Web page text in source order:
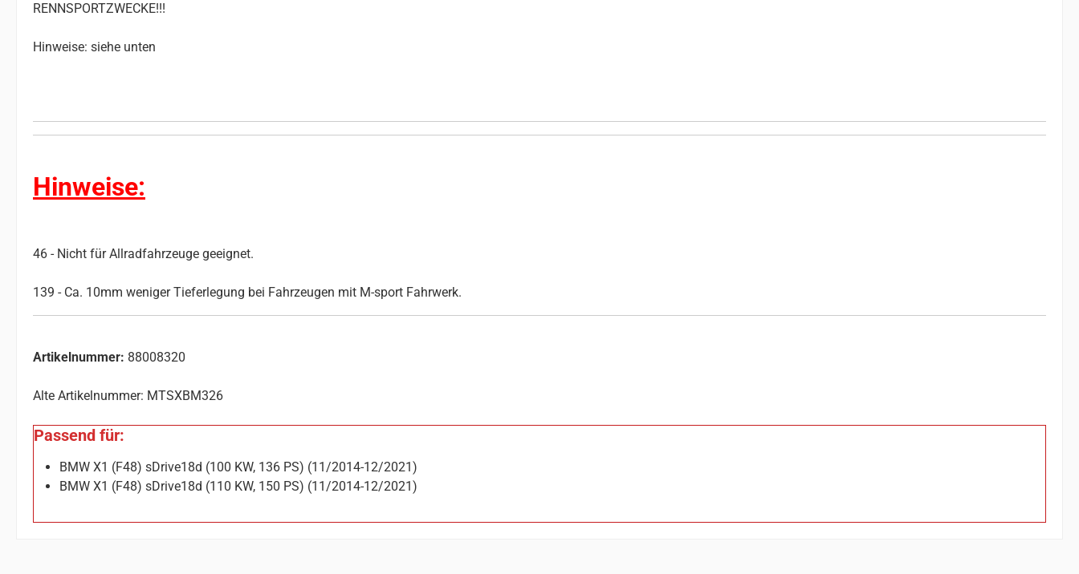
RENNSPORTZWECKE!!!
Hinweise: siehe unten
Hinweise:
46 - Nicht für Allradfahrzeuge geeignet.
139 - Ca. 10mm weniger Tieferlegung bei Fahrzeugen mit M-sport Fahrwerk.
Artikelnummer: 88008320
Alte Artikelnummer: MTSXBM326
Passend für:
BMW X1 (F48) sDrive18d (100 KW, 136 PS) (11/2014-12/2021)
BMW X1 (F48) sDrive18d (110 KW, 150 PS) (11/2014-12/2021)